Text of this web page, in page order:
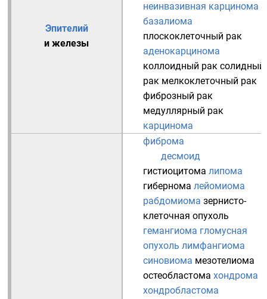
Эпителий
и железы
неинвазивная карцинома
базалиома
плоскоклеточный рак
аденокарцинома
коллоидный рак солидный
рак мелкоклеточный рак
фиброзный рак
медуллярный рак
карцинома
фиброма
десмоид
гистиоцитома липома
гибернома лейомиома
рабдомиома зернисто-
клеточная опухоль
гемангиома гломусная
опухоль лимфангиома
синовиома мезотелиома
остеобластома хондрома
хондробластома